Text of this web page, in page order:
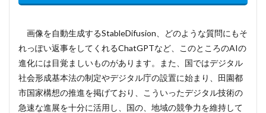
画像を自動生成するStableDifusion、どのような質問にもそ
れっぽい返事をしてくれるChatGPTなど、このところのAIの
進化には目覚ましいものがあります。また、国ではデジタル
社会形成基本法の制定やデジタル庁の設置に始まり、田園都
市国家構想の推進を掲げており、こういったデジタル技術の
急速な進展を十分に活用し、国の、地域の競争力を維持して